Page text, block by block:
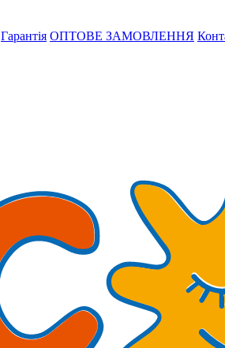
Гарантія ОПТОВЕ ЗАМОВЛЕННЯ